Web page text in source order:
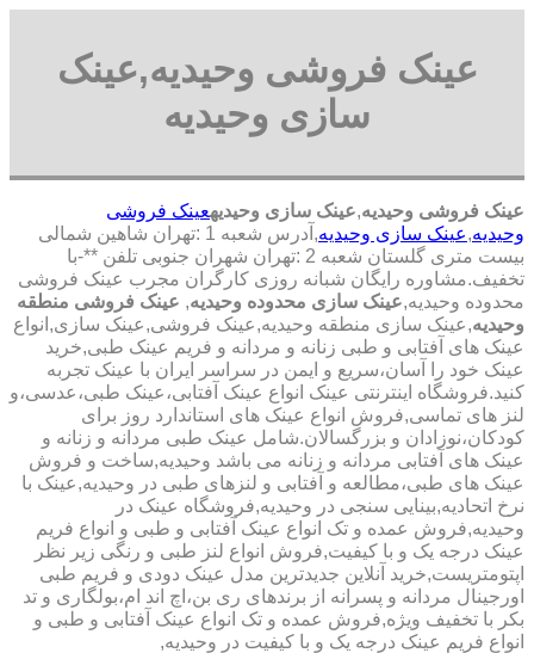
عینک فروشی وحیدیه,عینک
سازی وحیدیه
عینک فروشی وحیدیه,عینک سازی وحیدیهعینک فروشی
وحیدیه,عینک سازی وحیدیه
,آدرس شعبه 1 :تهران شاهین شمالی
بیست متری گلستان شعبه 2 :تهران شهران جنوبی تلفن **-با
تخفیف.مشاوره رایگان شبانه روزی کارگران مجرب عینک فروشی
محدوده وحیدیه,عینک سازی محدوده وحیدیه, عینک فروشی منطقه
وحیدیه,عینک سازی منطقه وحیدیه,عینک فروشی,عینک سازی,انواع
عینک های آفتابی و طبی زنانه و مردانه و فریم عینک طبی,خرید
عینک خود را آسان،سریع و ایمن در سراسر ایران با عینک تجربه
کنید.فروشگاه اینترنتی عینک انواع عینک آفتابی،عینک طبی،عدسی،و
لنز های تماسی,فروش انواع عینک های استاندارد روز برای
کودکان،نوزادان و بزرگسالان.شامل عینک طبی مردانه و زنانه و
عینک های آفتابی مردانه و زنانه می باشد وحیدیه,ساخت و فروش
عینک های طبی،مطالعه و آفتابی و لنزهای طبی در وحیدیه,عینک با
نرخ اتحادیه,بینایی سنجی در وحیدیه,فروشگاه عینک در
وحیدیه,فروش عمده و تک انواع عینک آفتابی و طبی و انواع فریم
عینک درجه یک و با کیفیت,فروش انواع لنز طبی و رنگی زیر نظر
اپتومتریست,خرید آنلاین جدیدترین مدل عینک دودی و فریم طبی
اورجینال مردانه و پسرانه از برندهای ری بن،اچ اند ام،بولگاری و تد
بکر با تخفیف ویژه,فروش عمده و تک انواع عینک آفتابی و طبی و
انواع فریم عینک درجه یک و با کیفیت در وحیدیه,